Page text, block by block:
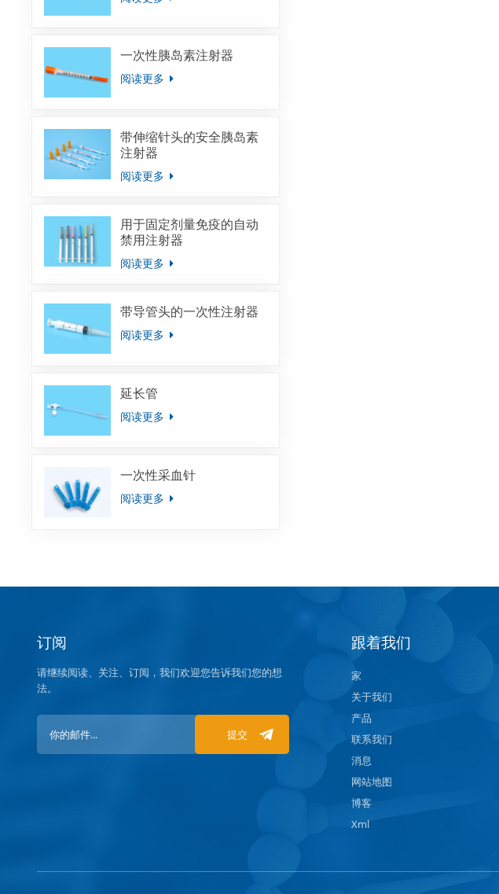
一次性胰岛素注射器
阅读更多
带伸缩针头的安全胰岛素
注射器
阅读更多
用于固定剂量免疫的自动
禁用注射器
阅读更多
带导管头的一次性注射器
阅读更多
延长管
阅读更多
一次性采血针
阅读更多
订阅
请继续阅读、关注、订阅，我们欢迎您告诉我们您的想
法。
提交
跟着我们
家
关于我们
产品
联系我们
消息
网站地图
博客
Xml